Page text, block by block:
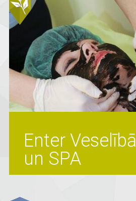
Enter Veselībā
un SPA